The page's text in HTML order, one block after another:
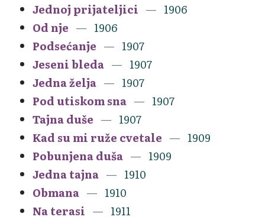
Jednoj prijateljici
1906
Od nje
1906
Podsećanje
1907
Jeseni bleda
1907
Jedna želja
1907
Pod utiskom sna
1907
Tajna duše
1907
Kad su mi ruže cvetale
1909
Pobunjena duša
1909
Jedna tajna
1910
Obmana
1910
Na terasi
1911